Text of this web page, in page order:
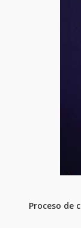
Proceso de